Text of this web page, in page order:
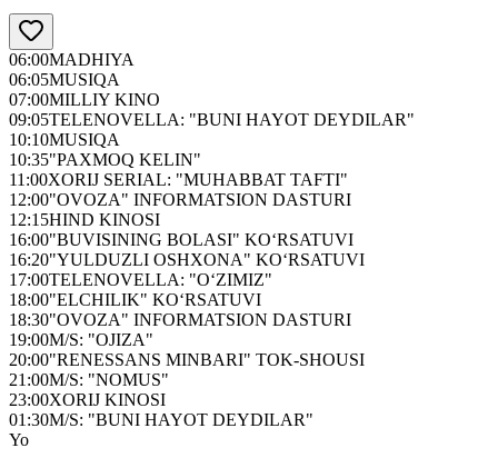
06:00MADHIYA
06:05MUSIQA
07:00MILLIY KINO
09:05TELENOVELLA: "BUNI HAYOT DEYDILAR"
10:10MUSIQA
10:35"PAXMOQ KELIN"
11:00XORIJ SERIAL: "MUHABBAT TAFTI"
12:00"OVOZA" INFORMATSION DASTURI
12:15HIND KINOSI
16:00"BUVISINING BOLASI" KO‘RSATUVI
16:20"YULDUZLI OSHXONA" KO‘RSATUVI
17:00TELENOVELLA: "O‘ZIMIZ"
18:00"ELCHILIK" KO‘RSATUVI
18:30"OVOZA" INFORMATSION DASTURI
19:00M/S: "OJIZA"
20:00"RENESSANS MINBARI" TOK-SHOUSI
21:00M/S: "NOMUS"
23:00XORIJ KINOSI
01:30M/S: "BUNI HAYOT DEYDILAR"
Yo